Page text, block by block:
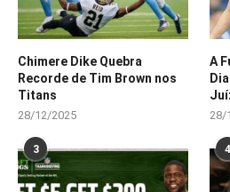
Chimere Dike Quebra
Recorde de Tim Brown nos
Titans
28/12/2025
A
28/
3 4